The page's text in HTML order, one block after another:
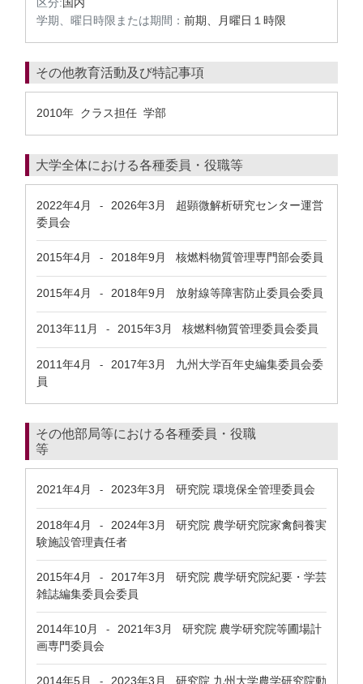
学期、曜日時限または期間： 前期、月曜日１時限
その他教育活動及び特記事項
2010年 クラス担任 学部
大学全体における各種委員・役職等
2022年4月 - 2026年3月
超顕微解析研究センター運営
委員会
2015年4月 - 2018年9月 核燃料物質管理専門部会委員
2015年4月 - 2018年9月 放射線等障害防止委員会委員
2013年11月 - 2015年3月 核燃料物質管理委員会委員
2011年4月 - 2017年3月
九州大学百年史編集委員会委
員
その他部局等における各種委員・役職
等
2021年4月 - 2023年3月 研究院 環境保全管理委員会
2018年4月 - 2024年3月
研究院 農学研究院家禽飼養実
験施設管理責任者
2015年4月 - 2017年3月
研究院 農学研究院紀要・学芸
雑誌編集委員会委員
2014年10月 - 2021年3月
研究院 農学研究院等圃場計
画専門委員会
2014年5月 - 2023年3月
研究院 九州大学農学研究院動